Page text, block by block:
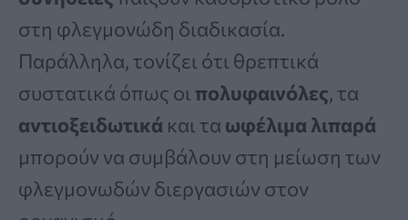
στη φλεγμονώδη διαδικασία.
Παράλληλα, τονίζει ότι θρεπτικά
συστατικά όπως οι πολυφαινόλες, τα
αντιοξειδωτικά και τα ωφέλιμα λιπαρά
μπορούν να συμβάλουν στη μείωση των
φλεγμονωδών διεργασιών στον